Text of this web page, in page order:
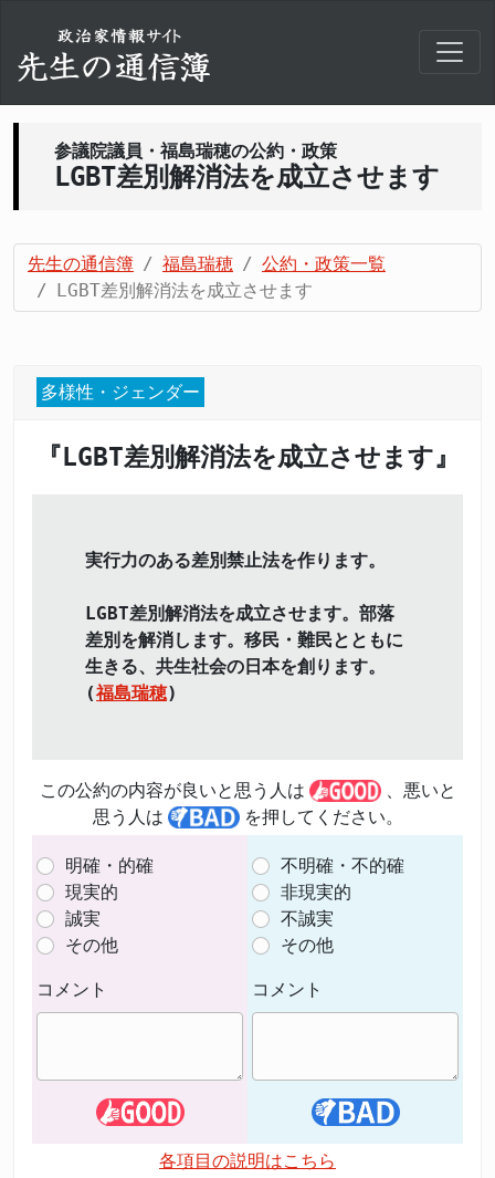
参議院議員・福島瑞穂の公約・政策
LGBT差別解消法を成立させます
先生の通信簿 福島瑞穂
公約・政策一覧
LGBT差別解消法を成立させます
多様性・ジェンダー
『LGBT差別解消法を成立させます』
実行力のある差別禁止法を作ります。
LGBT差別解消法を成立させます。部落
差別を解消します。移民・難民とともに
生きる、共生社会の日本を創ります。
(福島瑞穂)
この公約の内容が良いと思う人は
、悪いと
思う人は
を押してください。
明確・的確
現実的
誠実
その他
コメント
不明確・不的確
非現実的
不誠実
その他
コメント
各項目の説明はこちら